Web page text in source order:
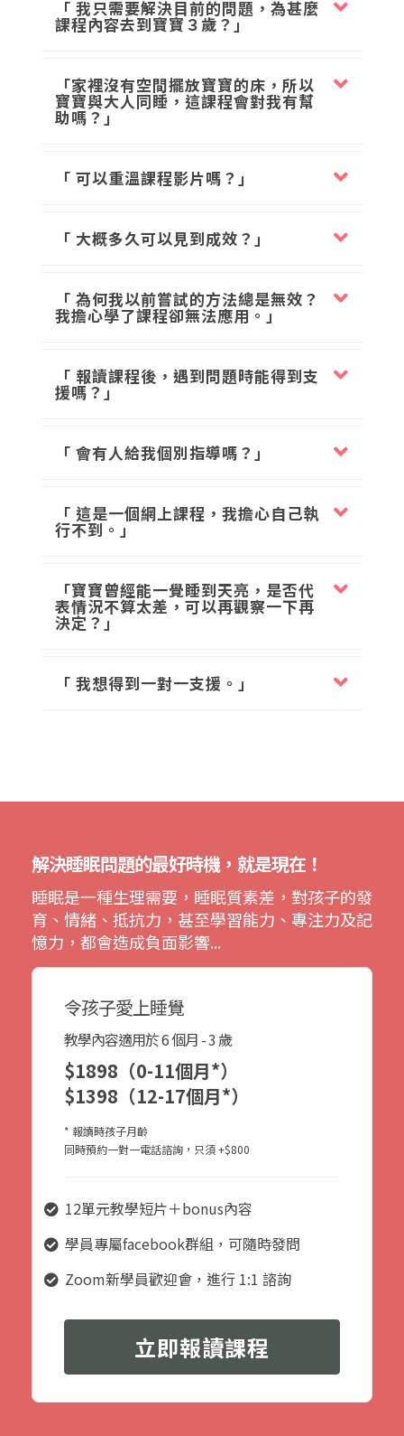
「 我只需要解決目前的問題，為甚麼
課程內容去到寶寶３歲？」
「家裡沒有空間擺放寶寶的床，所以
寶寶與大人同睡，這課程會對我有幫
助嗎？」
「 可以重溫課程影片嗎？」
「 大概多久可以見到成效？」
「 為何我以前嘗試的方法總是無效？
我擔心學了課程卻無法應用。」
「 報讀課程後，遇到問題時能得到支
援嗎？」
「 會有人給我個別指導嗎？」
「 這是一個網上課程，我擔心自己執
行不到。」
「寶寶曾經能一覺睡到天亮，是否代
表情況不算太差，可以再觀察一下再
決定？」
「 我想得到一對一支援。」
解決睡眠問題的最好時機，就是現在！
睡眠是一種生理需要，睡眠質素差，對孩子的發
育、情緒、抵抗力，甚至學習能力、專注力及記
憶力，都會造成負面影響...
令孩子愛上睡覺
教學內容適用於 6 個月 - 3 歲
$1898 （0-11個月*）
$1398 （12-17個月*）
* 報讀時孩子月齡
同時預約一對一電話諮詢，只須 +$800
12單元教學短片＋bonus內容
學員專屬facebook群組，可隨時發問
Zoom新學員歡迎會，進行 1:1 諮詢
立即報讀課程